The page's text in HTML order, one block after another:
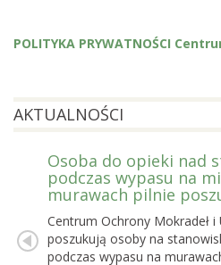
POLITYKA PRYWATNOŚCI
AKTUALNOŚCI
Osoba do opieki nad
podczas wypasu na
murawach pilnie
Centrum Ochrony Mokradeł
poszukują osoby na
podczas wypasu na